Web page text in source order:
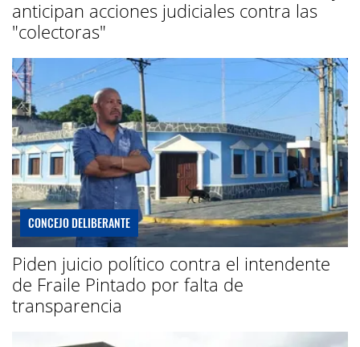
anticipan acciones judiciales contra las
"colectoras"
CONCEJO DELIBERANTE
Piden juicio político contra el intendente
de Fraile Pintado por falta de
transparencia